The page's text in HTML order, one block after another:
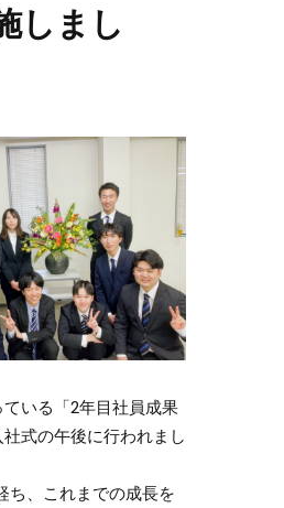
しまし
いる「2年目社員成果
式の午後に行われまし
ち、これまでの成長を